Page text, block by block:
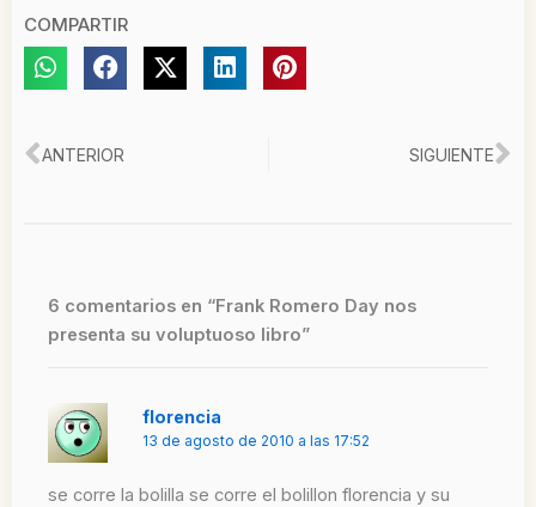
COMPARTIR
Ant
ANTERIOR SIGUIENTE
6 comentarios en “Frank Romero Day nos
presenta su voluptuoso libro”
florencia
13 de agosto de 2010 a las 17:52
se corre la bolilla se corre el bolillon florencia y su